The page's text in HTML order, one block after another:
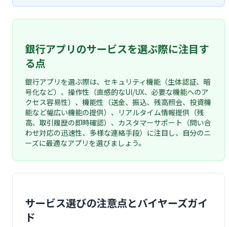
銀行アプリのサービスを選ぶ際に注目す
る点
銀行アプリを選ぶ際は、セキュリティ機能（生体認証、暗
号化など）、操作性（直感的なUI/UX、必要な機能へのア
クセス容易性）、機能性（送金、振込、残高照会、投資機
能など幅広い機能の提供）、リアルタイム情報提供（残
高、取引履歴の即時確認）、カスタマーサポート（問い合
わせ対応の迅速性、多様な連絡手段）に注目し、自分のニ
ーズに最適なアプリを選びましょう。
サービス選びの注意点とバイヤーズガイ
ド